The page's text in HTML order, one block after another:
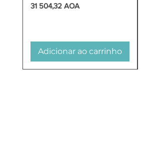
Preço
31 504,32 AOA
Adicionar ao carrinho